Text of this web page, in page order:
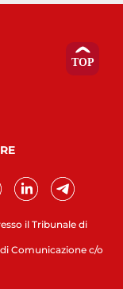
il Tribunale di
Comunicazione c/o